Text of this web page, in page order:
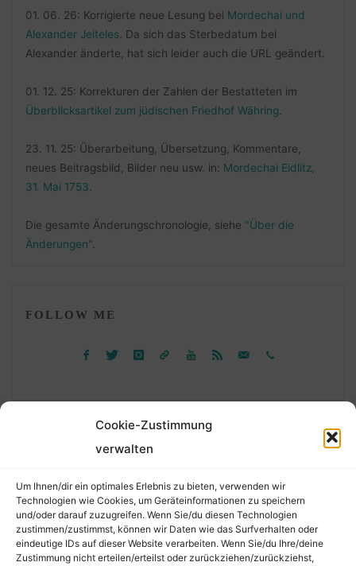
Cookie-Zustimmung
verwalten
Um Ihnen/dir ein optimales Erlebnis zu bieten, verwenden wir
Technologien wie Cookies, um Geräteinformationen zu speichern
und/oder darauf zuzugreifen. Wenn Sie/du diesen Technologien
zustimmen/zustimmst, können wir Daten wie das Surfverhalten oder
eindeutige IDs auf dieser Website verarbeiten. Wenn Sie/du Ihre/deine
Zustimmung nicht erteilen/erteilst oder zurückziehen/zurückziehst,
01. 06. 26: Korrigierte neue Lesung bei Mordechai und
Alexander Jeiteles. Da sich das Sterbedatum bei
Alexander änderte, hat sich leider auch die URL geändert.
01. 12. 25: Korrekturen der Zahlen der Bestatteten im
Überblicksartikel zum jüdischen Friedhof Währing.
23. 11. 25: Überarbeitung, Übersetzung, Kommentare,
neues Beitragsbild, Bilder neu usw. in: Mordechai Eidlitz,
31. Mai 1753.
Die gesamte Änderungschronologie, siehe "Über die
Änderungen".
FOLLOW ME
nach:
©2026 Der Transkribierer